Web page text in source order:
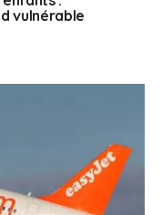
vulnérable